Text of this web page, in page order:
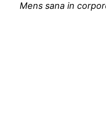
Mens sana in